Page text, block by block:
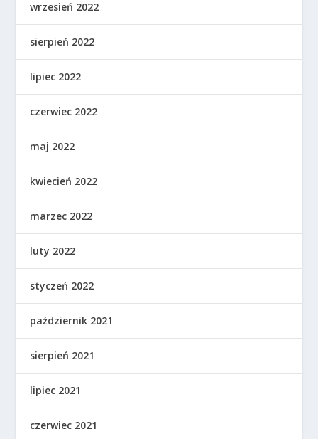
wrzesień 2022
sierpień 2022
lipiec 2022
czerwiec 2022
maj 2022
kwiecień 2022
marzec 2022
luty 2022
styczeń 2022
październik 2021
sierpień 2021
lipiec 2021
czerwiec 2021